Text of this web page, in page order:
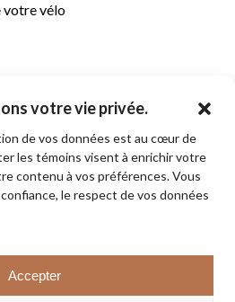
votre vie privée.
de vos données est au cœur de
les témoins visent à enrichir votre
contenu à vos préférences. Vous
le respect de vos données
Accepter
0,00$
LE PANIER
votre vélo
vente